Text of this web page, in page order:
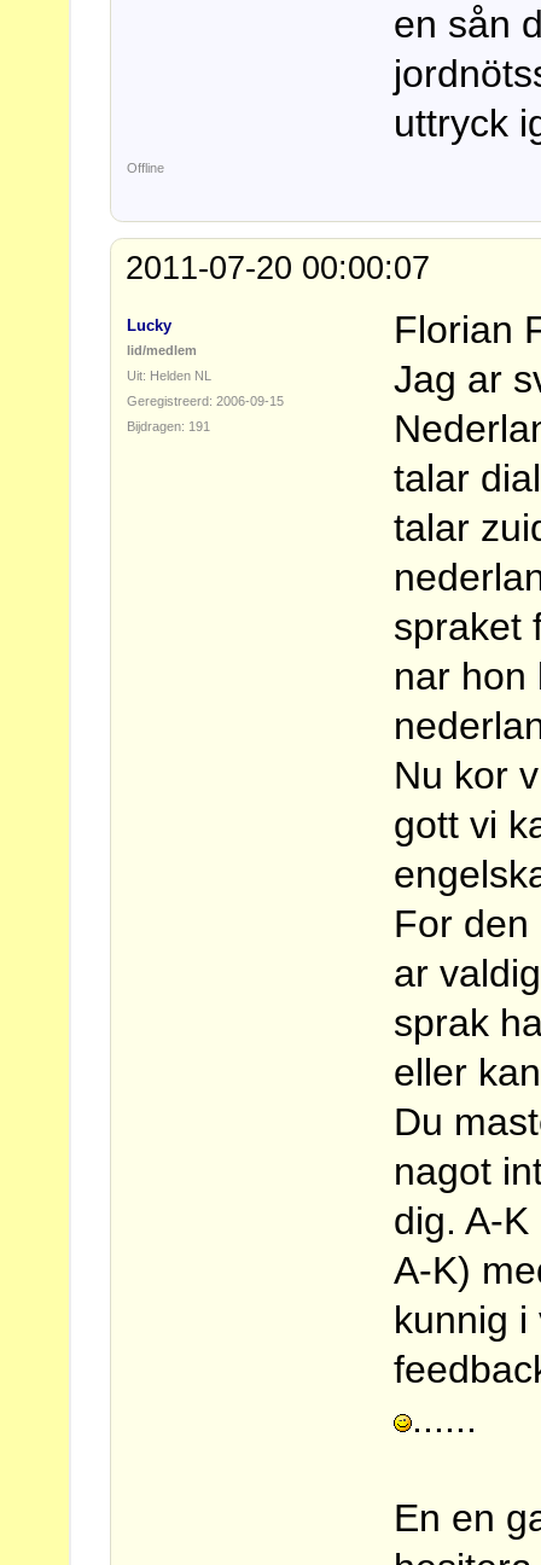
en sån
uttryck
Offline
2011-07-20 00:00:07
Lucky
lid/medlem
Uit: Helden NL
Geregistreerd: 2006-09-15
Bijdragen: 191
Florian
Jag ar
talar
talar
spraket
nar hon
Nu kor
gott vi
For
ar
sprak
eller
Du
nagot
dig. A-
A-K)
kunnig i
......
En en